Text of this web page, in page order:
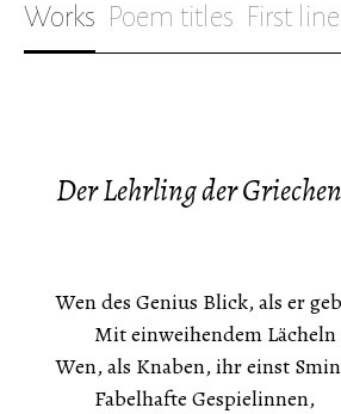
Works Poem titles First
Der Lehrling der Griechen
Wen des Genius Blick, als er
Mit einweihendem Lächeln
Wen, als Knaben, ihr einst
Fabelhafte Gespielinnen,